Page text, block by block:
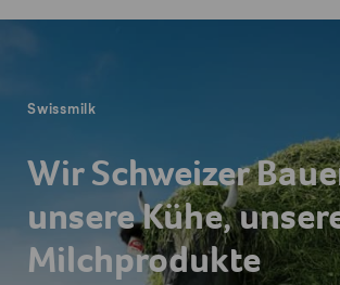
Swissmilk
Wir Schweizer
unsere Kühe,
Milchprodukte